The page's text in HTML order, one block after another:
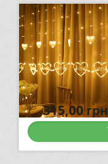
315,00грн